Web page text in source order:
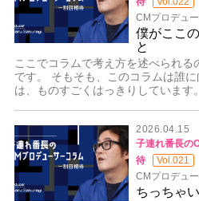
CMプロデュ
僕がここ
と
ここでコラムで考え方を述べられる
です。 そもそも、このコラムは誰
は、ものすごくはっきりしています
2026.04.15
子連れ番長の
待
Vol.021
CMプロデュ
ちっちゃ